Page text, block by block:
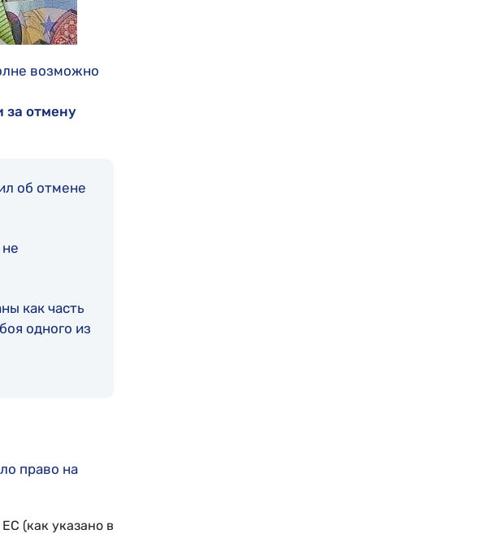
возможно
за отмену
об отмене
как часть
одного из
право на
(как указано в